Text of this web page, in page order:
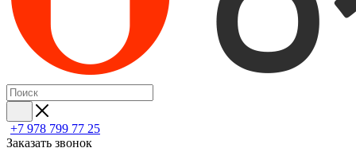
+7 978 799 77 25
Заказать звонок